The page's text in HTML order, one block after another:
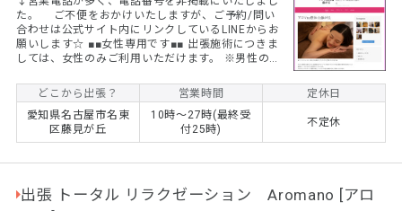
た。 ご不便をおかけいたしますが、ご予約/問い
合わせは公式サイト内にリンクしているLINEからお
願いします☆ ■■女性専用です■■ 出張施術につきま
しては、女性のみご利用いただけます。 ※男性のお
だきます。 (初回)至福の120分☆アロマリンパマッ
サージ 通常価格￥12,300 ⇒ ¥9,800+交通費
(初回)たっぷり150分☆アロマリンパマッサージ
通常価格￥15,300 ⇒ ¥12,800円+交通費 ※もみ
ほぐし・整体も同価格でご...
どこから出張？ 営業時間
定休日
愛知県名古屋市名東
区藤見が丘
10時～27時(最終受
付25時)
不定休
出張 トータル リラクゼーション Aromano [アロ